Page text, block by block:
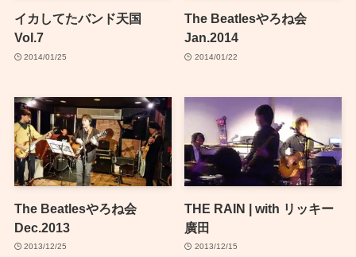
イカしてたバンド天国
Vol.7
2014/01/25
The Beatlesやろね会
Jan.2014
2014/01/22
The Beatlesやろね会
Dec.2013
2013/12/25
THE RAIN | with リッキー
廣田
2013/12/15